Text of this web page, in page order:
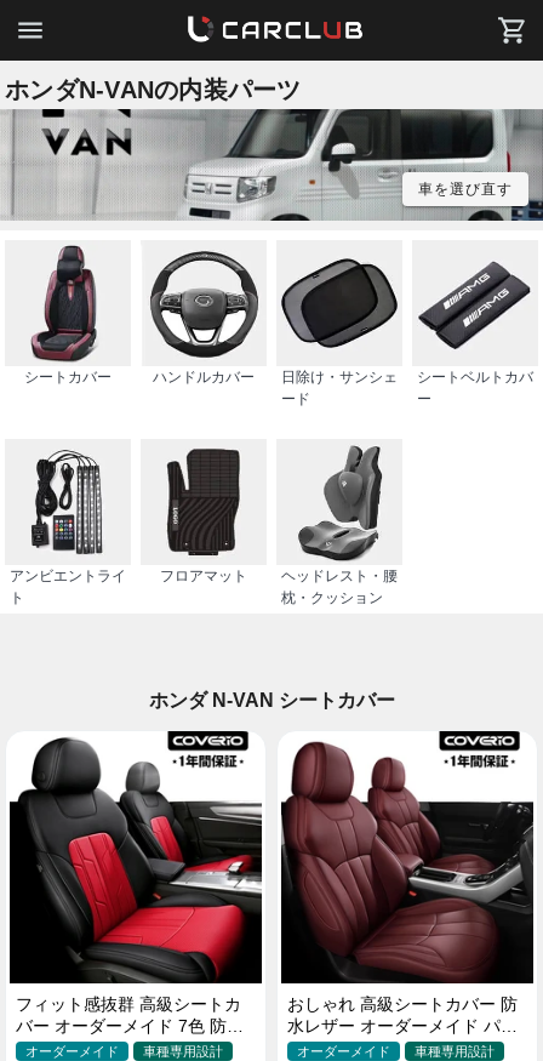
ホンダN-VANの内装パーツ
車を選び直す
シートカバー ハンドルカバー
日除け・サンシェ
ード
シートベルトカバ
ー
アンビエントライ
ト
フロアマット
ヘッドレスト・腰
枕・クッション
ホンダ N-VAN シートカバー
フィット感抜群 高級シートカ
バー オーダーメイド 7色 防水
レザー おしゃれ 全席セット
オーダーメイド 車種専用設計
おしゃれ 高級シートカバー 防
水レザー オーダーメイド パン
チング加工 9色 全席セット
オーダーメイド 車種専用設計